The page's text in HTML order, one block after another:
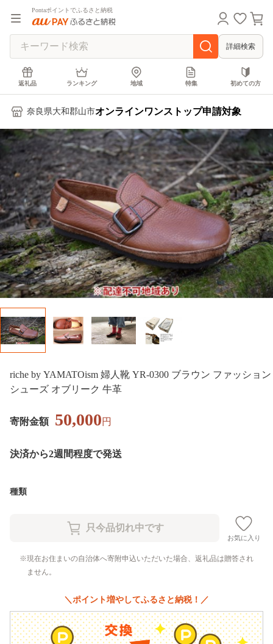
Pontaポイントでふるさと納税
詳細検索
返礼品 ランキング 地域 特集 初めての方
奈良県大和郡山市オンラインワンストップ申請対象
riche by YAMATOism 婦人靴 YR-0300 ブラウン ファッション
シューズ オブリーク 牛革
寄附金額 50,000円
決済から2週間程度で発送
種類
お気に入り
現在お住まいの自治体へ寄附申込いただいた場合、返礼品は贈答され
ません。
＼ポイント増やしてふるさと納税！／